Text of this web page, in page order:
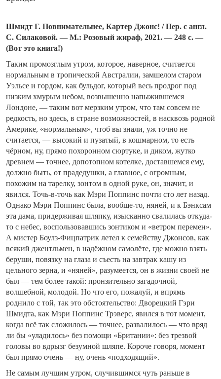
Шмидт Г. Повнимательнее, Картер Джонс! / Пер. с англ.
С. Силаковой. — М.: Розовый жираф, 2021. — 248 с. —
(Вот это книга!)
Таким промозглым утром, которое, наверное, считается
нормальным в тропической Австралии, замшелом старом
Уэльсе и гордом, как бульдог, который весь продрог под
низким хмурым небом, возвышенно напыжившемся
Лондоне, — таким вот мерзким утром, что там совсем не
редкость, но здесь, в стране возможностей, в насквозь родной
Америке, «нормальным», чтоб вы знали, уж точно не
считается, — высокий и пузатый, в кошмарном, то есть
чёрном, ну, прямо похоронном сюртуке, и диком, жутко
древнем — точнее, допотопном котелке, доставшемся ему,
должно быть, от прадедушки, а главное, с огромным,
похожим на тарелку, зонтом в одной руке, он, значит, и
явился. Точь-в-точь как Мэри Поппинс почти сто лет назад.
Однако Мэри Поппинс была, вообще-то, няней, и к Бэнксам
эта дама, придерживая шляпку, изысканно свалилась откуда-
то с небес, воспользовавшись зонтиком и «ветром перемен».
А мистер Боулз-Фицпатрик летел к семейству Джонсов, как
всякий джентльмен, в надёжном самолёте, где можно взять
беруши, повязку на глаза и съесть на завтрак кашу из
цельного зерна, и «няней», разумеется, он в жизни своей не
был — тем более такой: пронзительно загадочной,
волшебной, молодой. Но что его, пожалуй, и впрямь
роднило с той, так это обстоятельство: Дворецкий Гэри
Шмидта, как Мэри Поппинс Трэверс, явился в тот момент,
когда всё так сложилось — точнее, развалилось — что вряд
ли бы «уладилось» без помощи «Британии»: без трезвой
головы во вдрызг безумной шляпе. Короче говоря, момент
был прямо очень — ну, очень «подходящий».
Не самым лучшим утром, случившимся чуть раньше в